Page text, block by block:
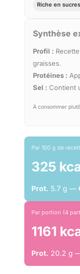
Riche en sucres
Synthèse
Profil :
graisses.
Protéines :
Sel : Contient
À consommer
Par 100 g de
325
Prot. 5.7 g —
Par portion (4
1161
Prot. 20.2 g